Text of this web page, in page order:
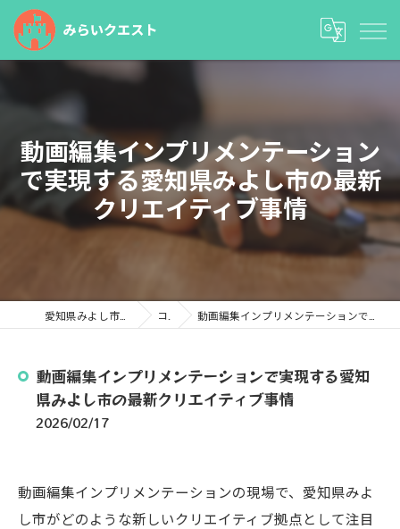
動画編集インプリメンテーション
で実現する愛知県みよし市の最新
クリエイティブ事情
コラム 動画編集インプリメンテーションで実現する愛知県みよし市の最新クリエイティブ事情
動画編集インプリメンテーションで実現する愛知
県みよし市の最新クリエイティブ事情
2026/02/17
動画編集インプリメンテーションの現場で、愛知県みよ
し市がどのような新しいクリエイティブ拠点として注目